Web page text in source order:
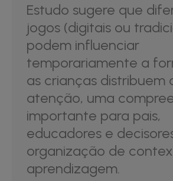
Estudo sugere que
jogos (digitais ou
podem influenciar
temporariamente a
as crianças distribuem
atenção, uma
importante para pais,
educadores e
organização de
aprendizagem.